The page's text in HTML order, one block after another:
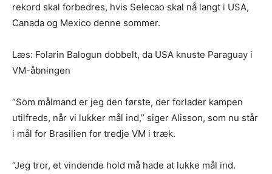
rekord skal forbedres, hvis Selecao skal nå langt i USA,
Canada og Mexico denne sommer.
Læs: Folarin Balogun dobbelt, da USA knuste Paraguay i
VM-åbningen
“Som målmand er jeg den første, der forlader kampen
utilfreds, når vi lukker mål ind,” siger Alisson, som nu står
i mål for Brasilien for tredje VM i træk.
“Jeg tror, et vindende hold må hade at lukke mål ind.